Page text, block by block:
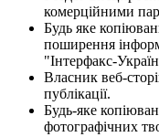
комерційними
Будь яке
поширення
"Інтерфакс-
Власник веб-
публікації.
Будь-яке
фотографічних